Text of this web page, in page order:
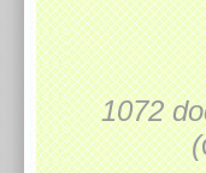
1072
(